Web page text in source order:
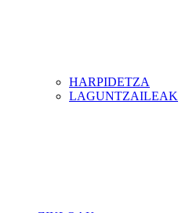
HARPIDETZA
LAGUNTZAILEAK